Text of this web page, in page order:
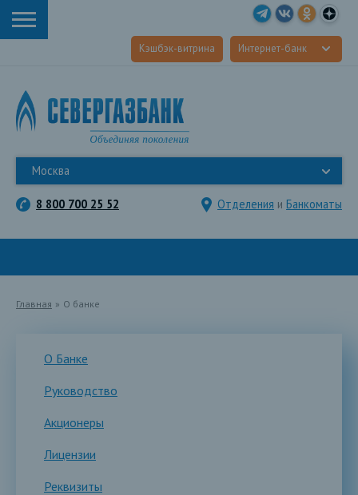
Кэшбэк-витрина Интернет-банк
Москва
8 800 700 25 52 Отделения и Банкоматы
Главная » О банке
О Банке
Руководство
Акционеры
Лицензии
Реквизиты